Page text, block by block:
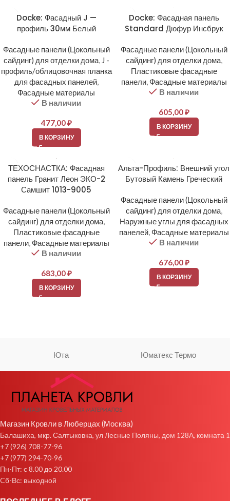
Docke: Фасадный J —
профиль 30мм Белый
Фасадные панели (Цокольный
сайдинг) для отделки дома, J -
профиль/облицовочная планка
для фасадных панелей,
Фасадные материалы
В наличии
477,00₽
В КОРЗИНУ
Docke: Фасадная панель
Standard Дюфур Инсбрук
Фасадные панели (Цокольный
сайдинг) для отделки дома,
Пластиковые фасадные
панели, Фасадные материалы
В наличии
605,00₽
В КОРЗИНУ
ТЕХОСНАСТКА: Фасадная
панель Гранит Леон ЭКО-2
Самшит 1013-9005
Фасадные панели (Цокольный
сайдинг) для отделки дома,
Пластиковые фасадные
панели, Фасадные материалы
В наличии
683,00₽
В КОРЗИНУ
Альта-Профиль: Внешний угол
Бутовый Камень Греческий
Фасадные панели (Цокольный
сайдинг) для отделки дома,
Наружные углы для фасадных
панелей, Фасадные материалы
В наличии
676,00₽
В КОРЗИНУ
Юта Юматекс Термо
Магазин Кровли в Люберцах (Москва)
Балашиха, мкр. Салтыковка, ул Лесные Поляны, дом 128А, комната 1
+7 (926) 708-77-96
+7 (977) 294-70-96
Пн-Пт: с 8.00 до 20.00
Cб-Вс: выходной